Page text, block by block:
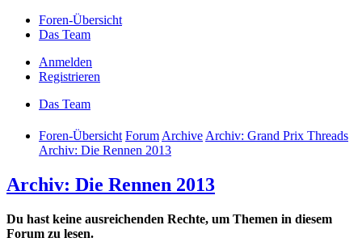
Foren-Übersicht
Das Team
Anmelden
Registrieren
Das Team
Foren-Übersicht ForumArchiveArchiv: Grand Prix Threads
Archiv: Die Rennen 2013
Archiv: Die Rennen 2013
Du hast keine ausreichenden Rechte, um Themen in diesem
Forum zu lesen.